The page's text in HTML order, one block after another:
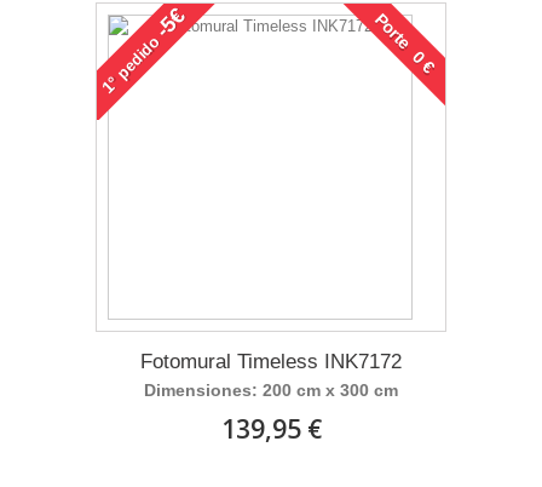
1°
pedido
-5€ Porte 0 €
Fotomural Timeless INK7172
Dimensiones: 200 cm x 300 cm
139,95 €